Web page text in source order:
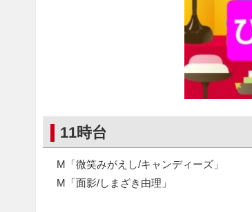
11時台
M「微笑みがえし/キャンディーズ」
M「面影/しまざき由理」